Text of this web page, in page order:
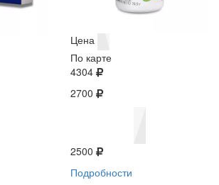
Цена
По карте
4304
2700
2500
Подробности